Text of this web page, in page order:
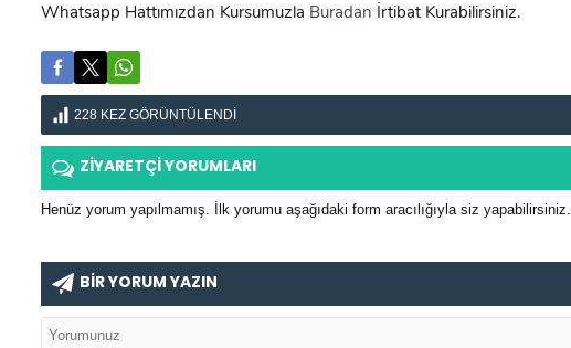
Whatsapp Hattımızdan Kursumuzla Buradan İrtibat Kurabilirsiniz.
228 KEZ GÖRÜNTÜLENDI
ZİYARETÇİ YORUMLARI
Henüz yorum yapılmamış. İlk yorumu aşağıdaki form aracılığıyla siz yapabilirsiniz.
BİR YORUM YAZIN